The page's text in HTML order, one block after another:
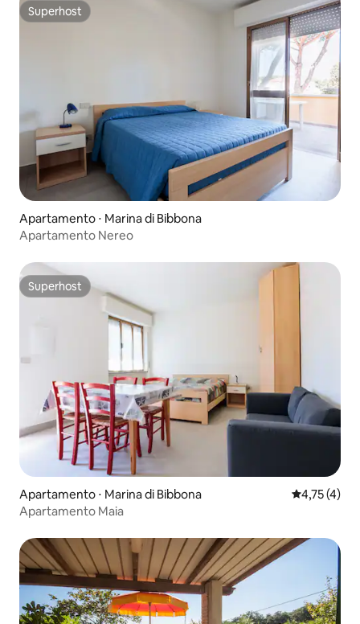
Superhost
Superhost
Apartamento ⋅ Marina di Bibbona
Apartamento Nereo
Superhost
Superhost
Apartamento ⋅ Marina di Bibbona 4,75 de
4,75 (4)
Apartamento Maia